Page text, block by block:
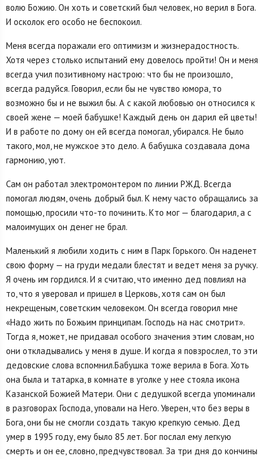
волю Божию. Он хоть и советский был человек, но верил в Бога.
И осколок его особо не беспокоил.
Меня всегда поражали его оптимизм и жизнерадостность.
Хотя через столько испытаний ему довелось пройти! Он и меня
всегда учил позитивному настрою: что бы не произошло,
всегда радуйся. Говорил, если бы не чувство юмора, то
возможно бы и не выжил бы. А с какой любовью он относился к
своей жене — моей бабушке! Каждый день он дарил ей цветы!
И в работе по дому он ей всегда помогал, убирался. Не было
такого, мол, не мужское это дело. А бабушка создавала дома
гармонию, уют.
Сам он работал электромонтером по линии РЖД. Всегда
помогал людям, очень добрый был. К нему часто обращались за
помощью, просили что-то починить. Кто мог — благодарил, а с
малоимущих он денег не брал.
Маленький я любили ходить с ним в Парк Горького. Он наденет
свою форму — на груди медали блестят и ведет меня за ручку.
Я очень им гордился. И я считаю, что именно дед повлиял на
то, что я уверовал и пришел в Церковь, хотя сам он был
некрещеным, советским человеком. Он всегда говорил мне
«Надо жить по Божьим принципам. Господь на нас смотрит».
Тогда я, может, не придавал особого значения этим словам, но
они откладывались у меня в душе. И когда я повзрослел, то эти
дедовские слова вспомнил.Бабушка тоже верила в Бога. Хоть
она была и татарка, в комнате в уголке у нее стояла икона
Казанской Божией Матери. Они с дедушкой всегда упоминали
в разговорах Господа, уповали на Него. Уверен, что без веры в
Бога, они бы не смогли создать такую крепкую семью. Дед
умер в 1995 году, ему было 85 лет. Бог послал ему легкую
смерть и он ее, словно, предчувствовал. За три дня до кончины